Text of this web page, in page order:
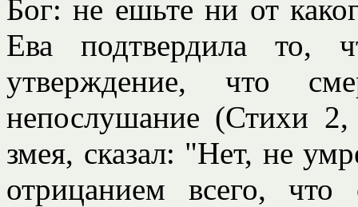
Бог: не ешьте ни от
Ева подтвердила то,
утверждение, что
непослушание (Стихи 2,
змея, сказал: "Нет, не
отрицанием всего, что